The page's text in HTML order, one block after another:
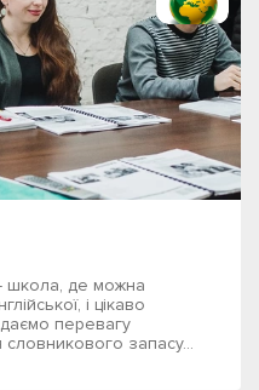
школа, де можна
і цікаво
перевагу
запасу...